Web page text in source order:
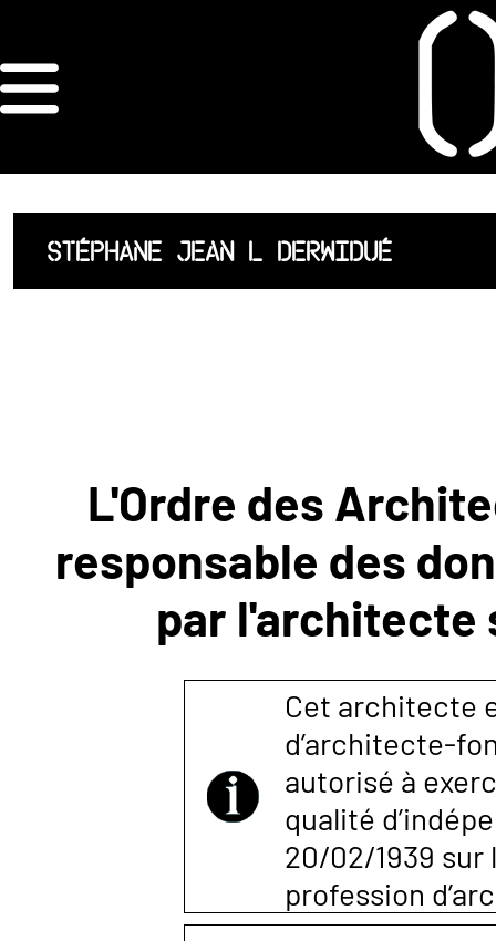
ORDRE DES
ARCHITECTES
ACCUEIL
LISTE DES
NOUS
CONTACTER
STÉPHANE JEAN L DERWIDUÉ
L'Ordre des
responsable des
par l'architecte
Cet architecte
d’architecte-
autorisé à
qualité
20/02/1939
profession